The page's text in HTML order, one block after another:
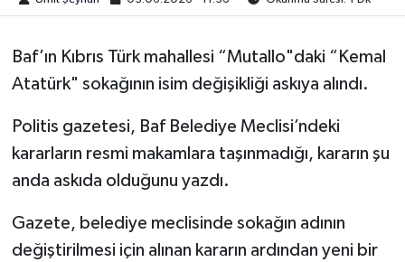
Baf’ın Kıbrıs Türk mahallesi “Mutallo"daki “Kemal
Atatürk" sokağının isim değişikliği askıya alındı.
Politis gazetesi, Baf Belediye Meclisi’ndeki
kararların resmi makamlara taşınmadığı, kararın şu
anda askıda olduğunu yazdı.
Gazete, belediye meclisinde sokağın adının
değiştirilmesi için alınan kararın ardından yeni bir